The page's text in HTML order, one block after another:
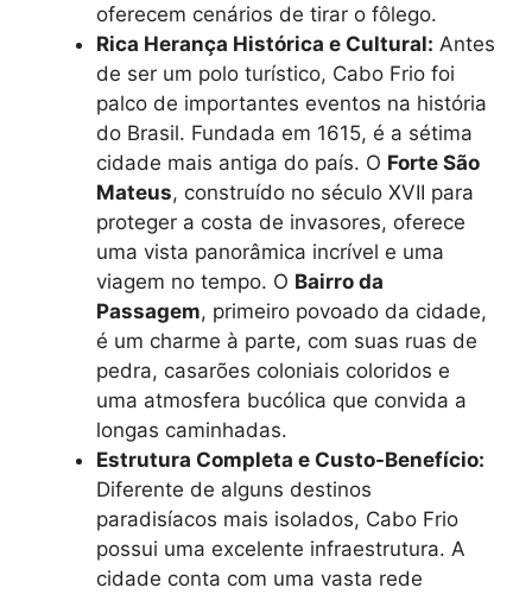
oferecem cenários de tirar o fôlego.
Rica Herança Histórica e Cultural: Antes
de ser um polo turístico, Cabo Frio foi
palco de importantes eventos na história
do Brasil. Fundada em 1615, é a sétima
cidade mais antiga do país. O Forte São
Mateus, construído no século XVII para
proteger a costa de invasores, oferece
uma vista panorâmica incrível e uma
viagem no tempo. O Bairro da
Passagem, primeiro povoado da cidade,
é um charme à parte, com suas ruas de
pedra, casarões coloniais coloridos e
uma atmosfera bucólica que convida a
longas caminhadas.
Estrutura Completa e Custo-Benefício:
Diferente de alguns destinos
paradisíacos mais isolados, Cabo Frio
possui uma excelente infraestrutura. A
cidade conta com uma vasta rede